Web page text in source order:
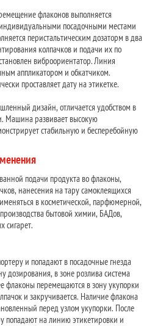
флаконов выполняется
посадочными местами
перистальтическим дозаторм в два
колпачков и подачи их по
виброориентатор. Линия
аппликатором и обкатчиком.
проставляет дату на этикетке.
дизайн, отличается удобством в
Машина развивает высокую
стабильную и бесперебойную
подачи продукта во флаконы,
нанесения на тару самоклеящихся
в косметической, парфюмерной,
бытовой химии, БАДов,
сигарет.
и попадают в посадочные гнезда
дозирования, в зоне розлива система
флаконы перемещаются в зону укупорки
и закручивается. Наличие флакона
перед узлом укупорки. После
попадают на линию этикетировки и